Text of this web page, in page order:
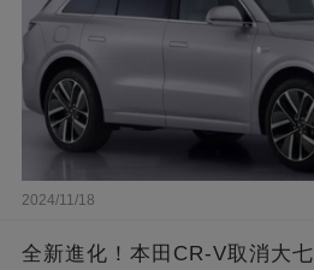
2024/11/18
全新進化！本田CR-V取消大